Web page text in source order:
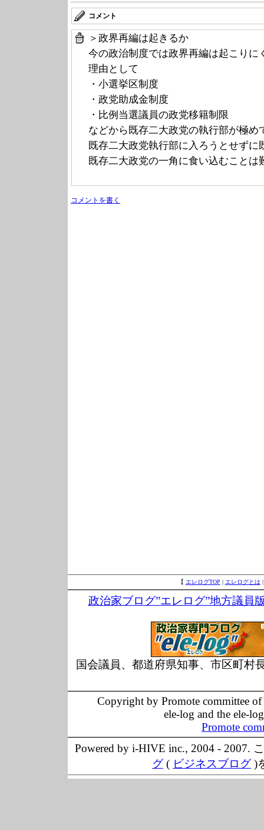
コメント
＞政界再編は起きるか
今の政治制度では政界再編は起こりに
理由として
・小選挙区制度
・政党助成金制度
・比例当選議員の政党移籍制限
などから既存二大政党の執行部が極め
既存二大政党執行部に入ろうとせず
既存二大政党の一角に食い込むことは
コメントを書く
【 エレログTOP | エレログとは
政治家ブログ”エレログ”地方議員
国会議員、都道府県知事、市区町村
Copyright by Promote committee
ele-log and the ele-
Promote
Powered by i-HIVE inc., 2004 - 2007.
グ( ビジネスブログ)